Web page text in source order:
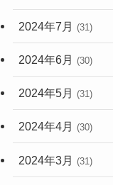
2024年7月 (31)
2024年6月 (30)
2024年5月 (31)
2024年4月 (30)
2024年3月 (31)